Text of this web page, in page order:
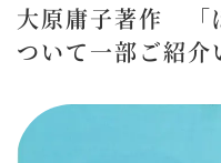
大原庸子著作 「
ついて一部ご紹介